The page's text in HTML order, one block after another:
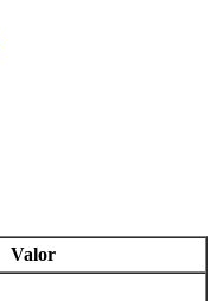
Valor